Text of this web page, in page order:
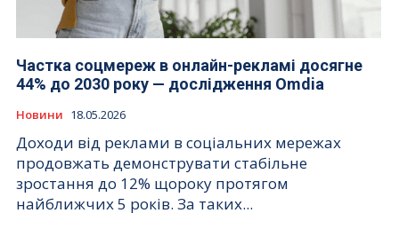
Частка соцмереж в онлайн-рекламі досягне
44% до 2030 року — дослідження Omdia
Новини 18.05.2026
Доходи від реклами в соціальних мережах
продовжать демонструвати стабільне
зростання до 12% щороку протягом
найближчих 5 років. За таких...